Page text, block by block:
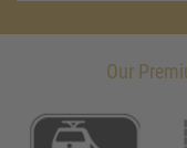
Our